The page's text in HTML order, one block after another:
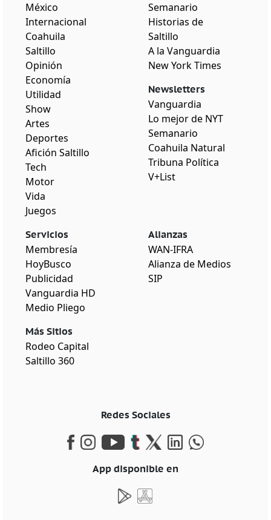
México
Internacional
Coahuila
Saltillo
Opinión
Economía
Utilidad
Show
Artes
Deportes
Afición Saltillo
Tech
Motor
Vida
Juegos
Semanario
Historias de
Saltillo
A la Vanguardia
New York Times
Newsletters
Vanguardia
Lo mejor de NYT
Semanario
Coahuila Natural
Tribuna Política
V+List
Servicios
Membresía
HoyBusco
Publicidad
Vanguardia HD
Medio Pliego
Más Sitios
Rodeo Capital
Saltillo 360
Alianzas
WAN-IFRA
Alianza de Medios
SIP
Redes Sociales
App disponible en